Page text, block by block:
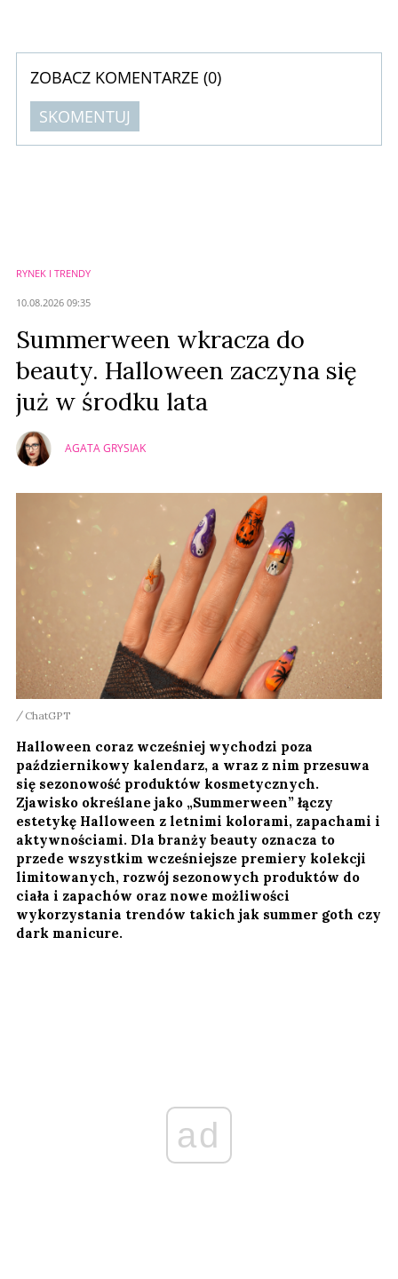
ZOBACZ KOMENTARZE (0)
SKOMENTUJ
RYNEK I TRENDY
10.08.2026 09:35
Summerween wkracza do
beauty. Halloween zaczyna się
już w środku lata
AGATA GRYSIAK
ChatGPT
Halloween coraz wcześniej wychodzi poza
październikowy kalendarz, a wraz z nim przesuwa
się sezonowość produktów kosmetycznych.
Zjawisko określane jako „Summerween” łączy
estetykę Halloween z letnimi kolorami, zapachami i
aktywnościami. Dla branży beauty oznacza to
przede wszystkim wcześniejsze premiery kolekcji
limitowanych, rozwój sezonowych produktów do
ciała i zapachów oraz nowe możliwości
wykorzystania trendów takich jak summer goth czy
dark manicure.
ad